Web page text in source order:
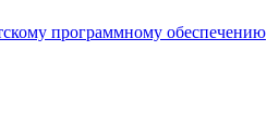
программному обеспечению